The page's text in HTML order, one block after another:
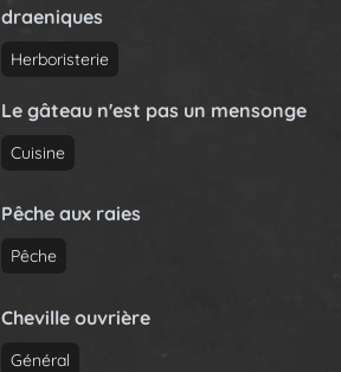
draeniques
Herboristerie
Le gâteau n'est pas un mensonge
Cuisine
Pêche aux raies
Pêche
Cheville ouvrière
Général